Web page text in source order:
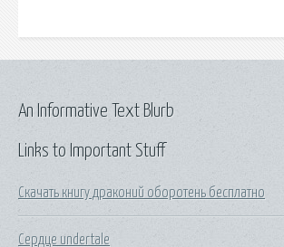
Links to Important Stuff
Скачать книгу драконий оборотень бесплатно
Сердце undertale
An Informative Text Blurb